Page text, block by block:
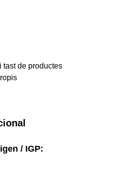
tast de productes
/ IGP: